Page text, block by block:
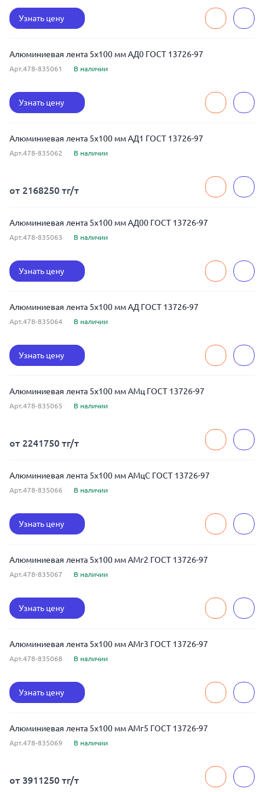
Узнать цену
Алюминиевая лента 5x100 мм АД0 ГОСТ 13726-97
Арт.478-835061 В наличии
Узнать цену
Алюминиевая лента 5x100 мм АД1 ГОСТ 13726-97
Арт.478-835062 В наличии
от 2168250 тг/т
Алюминиевая лента 5x100 мм АД00 ГОСТ 13726-97
Арт.478-835063 В наличии
Узнать цену
Алюминиевая лента 5x100 мм АД ГОСТ 13726-97
Арт.478-835064 В наличии
Узнать цену
Алюминиевая лента 5x100 мм АМц ГОСТ 13726-97
Арт.478-835065 В наличии
от 2241750 тг/т
Алюминиевая лента 5x100 мм АМцС ГОСТ 13726-97
Арт.478-835066 В наличии
Узнать цену
Алюминиевая лента 5x100 мм АМг2 ГОСТ 13726-97
Арт.478-835067 В наличии
Узнать цену
Алюминиевая лента 5x100 мм АМг3 ГОСТ 13726-97
Арт.478-835068 В наличии
Узнать цену
Алюминиевая лента 5x100 мм АМг5 ГОСТ 13726-97
Арт.478-835069 В наличии
от 3911250 тг/т